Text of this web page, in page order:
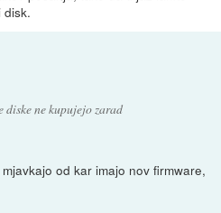
disk.
ne kupujejo zarad
od kar imajo nov firmware,